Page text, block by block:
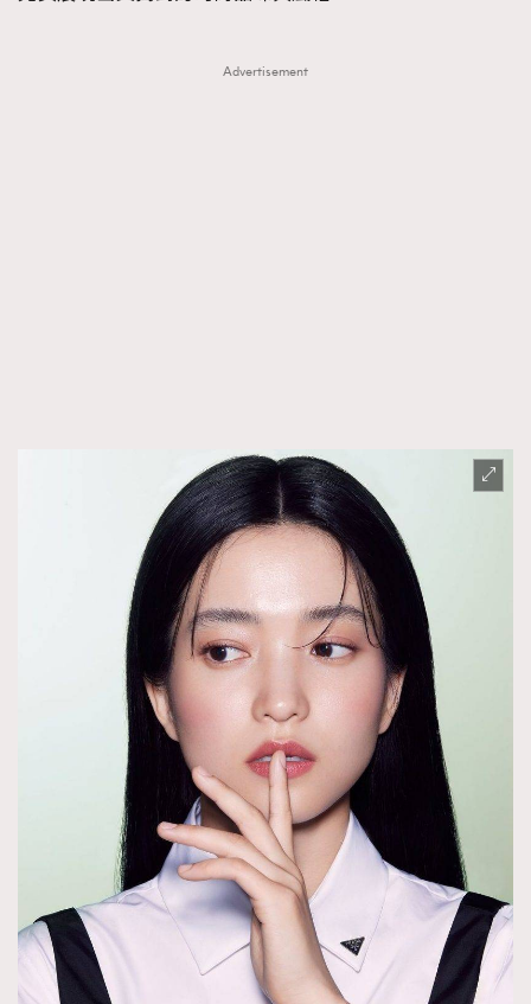
Advertisement